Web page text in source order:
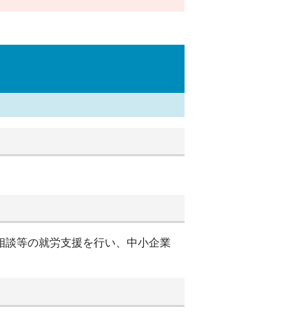
等の就労支援を行い、中小企業